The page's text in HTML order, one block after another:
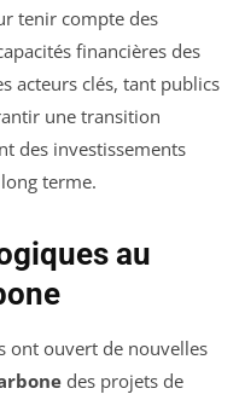
tenir compte des
financières des
acteurs clés, tant publics
une transition
des investissements
terme.
au
ont ouvert de nouvelles
des projets de